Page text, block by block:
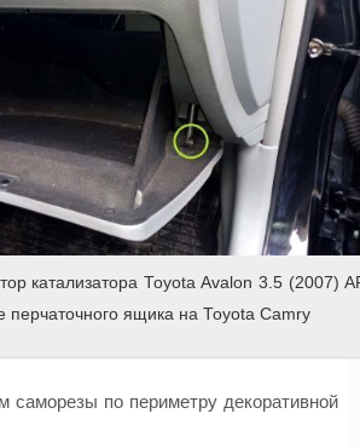
катализатора Toyota Avalon 3.5 (2007)
перчаточного ящика на Toyota Camry
саморезы по периметру декоративной